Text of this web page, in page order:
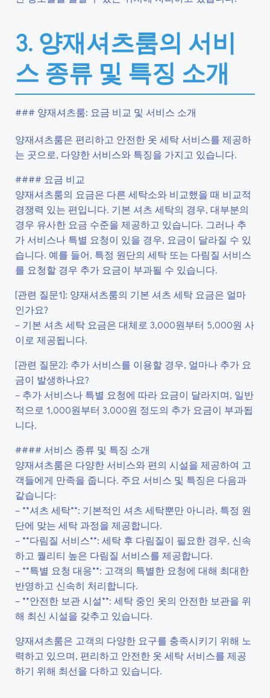
3. 양재셔츠룸의 서비
스 종류 및 특징 소개
### 양재셔츠룸: 요금 비교 및 서비스 소개
양재셔츠룸은 편리하고 안전한 옷 세탁 서비스를 제공하
는 곳으로, 다양한 서비스와 특징을 가지고 있습니다.
#### 요금 비교
양재셔츠룸의 요금은 다른 세탁소와 비교했을 때 비교적
경쟁력 있는 편입니다. 기본 셔츠 세탁의 경우, 대부분의
경우 유사한 요금 수준을 제공하고 있습니다. 그러나 추
가 서비스나 특별 요청이 있을 경우, 요금이 달라질 수 있
습니다. 예를 들어, 특정 원단의 세탁 또는 다림질 서비스
를 요청할 경우 추가 요금이 부과될 수 있습니다.
[관련 질문1]: 양재셔츠룸의 기본 셔츠 세탁 요금은 얼마
인가요?
– 기본 셔츠 세탁 요금은 대체로 3,000원부터 5,000원 사
이로 제공됩니다.
[관련 질문2]: 추가 서비스를 이용할 경우, 얼마나 추가 요
금이 발생하나요?
– 추가 서비스나 특별 요청에 따라 요금이 달라지며, 일반
적으로 1,000원부터 3,000원 정도의 추가 요금이 부과됩
니다.
#### 서비스 종류 및 특징 소개
양재셔츠룸은 다양한 서비스와 편의 시설을 제공하여 고
객들에게 만족을 줍니다. 주요 서비스 및 특징은 다음과
같습니다:
– **셔츠 세탁**: 기본적인 셔츠 세탁뿐만 아니라, 특정 원
단에 맞는 세탁 과정을 제공합니다.
– **다림질 서비스**: 세탁 후 다림질이 필요한 경우, 신속
하고 퀄리티 높은 다림질 서비스를 제공합니다.
– **특별 요청 대응**: 고객의 특별한 요청에 대해 최대한
반영하고 신속히 처리합니다.
– **안전한 보관 시설**: 세탁 중인 옷의 안전한 보관을 위
해 최신 시설을 갖추고 있습니다.
양재셔츠룸은 고객의 다양한 요구를 충족시키기 위해 노
력하고 있으며, 편리하고 안전한 옷 세탁 서비스를 제공
하기 위해 최선을 다하고 있습니다.